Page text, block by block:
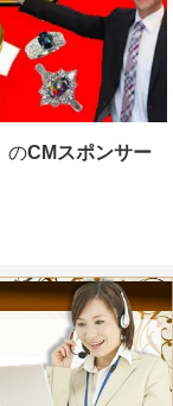
のCMスポンサー